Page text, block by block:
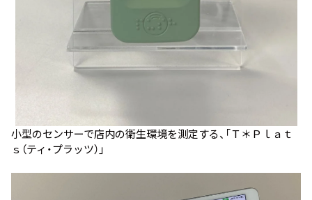
小型のセンサーで店内の衛生環境を測定する、「Ｔ＊Ｐｌａｔ
ｓ（ティ・プラッツ）」